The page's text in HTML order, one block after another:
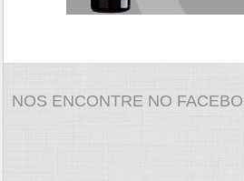
NOS ENCONTRE NO